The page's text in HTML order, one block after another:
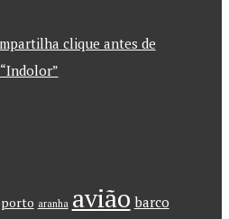
clique antes de
aranha avião barco